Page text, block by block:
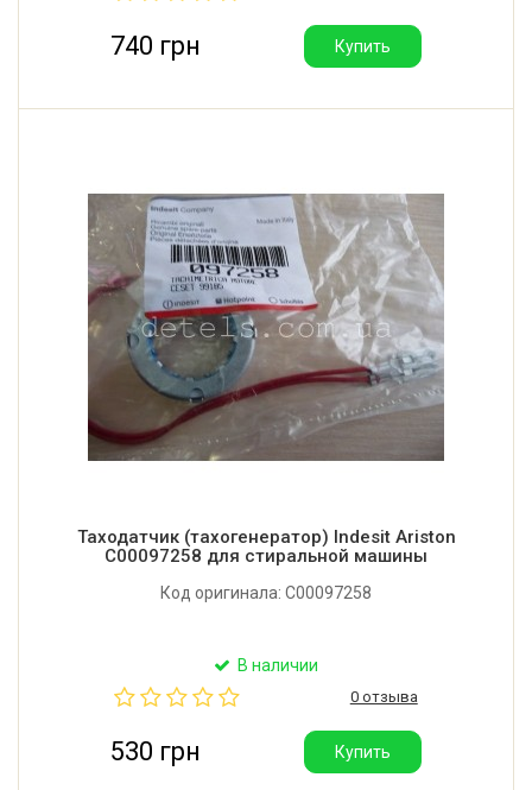
740 грн Купить
Таходатчик (тахогенератор) Indesit Ariston
C00097258 для стиральной машины
Код оригинала: C00097258
В наличии
0 отзыва
530 грн Купить